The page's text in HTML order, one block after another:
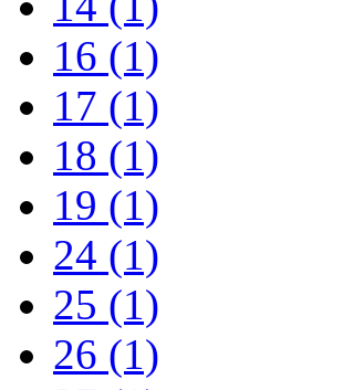
16 (1)
17 (1)
18 (1)
19 (1)
24 (1)
25 (1)
26 (1)